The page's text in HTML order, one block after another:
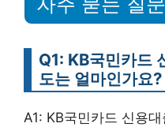
Q1: KB국민카드
도는 얼마인가요?
A1: KB국민카드 신용